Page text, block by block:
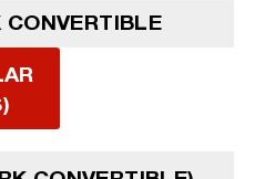
CONVERTIBLE